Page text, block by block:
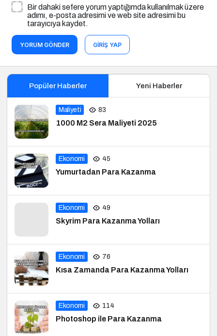
adımı, e-posta adresimi ve web site adresimi bu
tarayıcıya kaydet.
YORUM GÖNDER GIRIŞ YAP
Popüler Haberler Yeni Haberler
Maliyeti 83
1000 M2 Sera Maliyeti 2025
Ekonomi 45
Yumurtadan Para Kazanma
Ekonomi 49
Skyrim Para Kazanma Yolları
Ekonomi 76
Kısa Zamanda Para Kazanma Yolları
Ekonomi 114
Photoshop ile Para Kazanma